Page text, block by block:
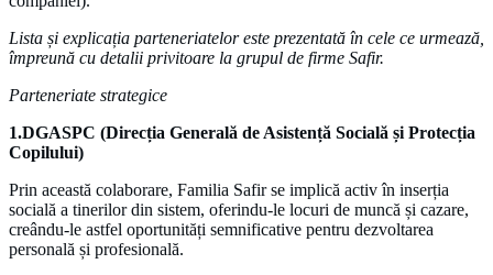
Lista și explicația parteneriatelor este prezentată în cele ce urmează,
împreună cu detalii privitoare la grupul de firme Safir.
Parteneriate strategice
1.DGASPC (Direcția Generală de Asistență Socială și Protecția
Copilului)
Prin această colaborare, Familia Safir se implică activ în inserția
socială a tinerilor din sistem, oferindu-le locuri de muncă și cazare,
creându-le astfel oportunități semnificative pentru dezvoltarea
personală și profesională.